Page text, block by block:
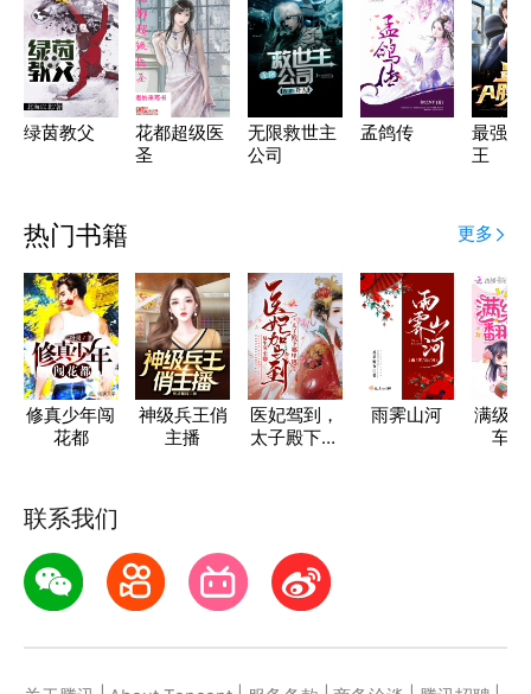
绿茵教父
花都超级医
圣
无限救世主
公司
孟鸽传
最强A
王
热门书籍 更多
修真少年闯
花都
神级兵王俏
主播
医妃驾到，
太子殿下哪
雨霁山河
满级
车
联系我们